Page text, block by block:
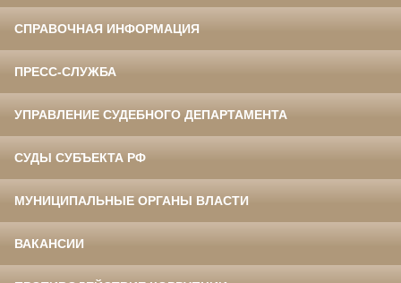
СПРАВОЧНАЯ ИНФОРМАЦИЯ
ПРЕСС-СЛУЖБА
УПРАВЛЕНИЕ СУДЕБНОГО ДЕПАРТАМЕНТА
СУДЫ СУБЪЕКТА РФ
МУНИЦИПАЛЬНЫЕ ОРГАНЫ ВЛАСТИ
ВАКАНСИИ